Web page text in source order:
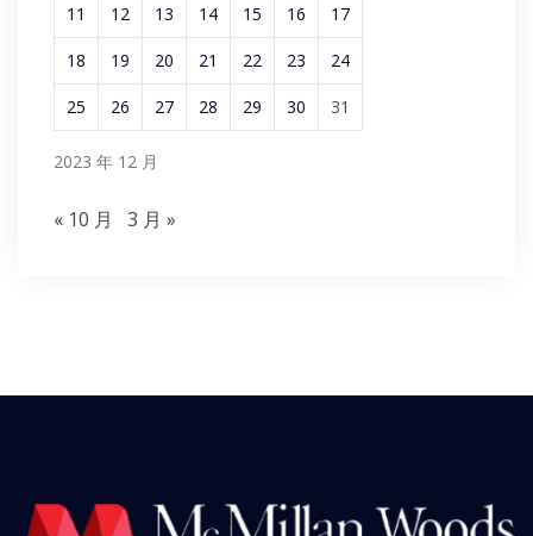
2023 年 12 月
11 12 13 14 15 16 17
18 19 20 21 22 23 24
25 26 27 28 29 30 31
« 10 月 3 月 »